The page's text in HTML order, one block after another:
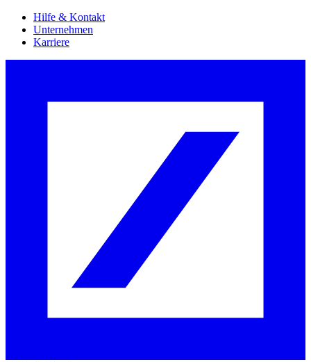
Hilfe & Kontakt
Unternehmen
Karriere